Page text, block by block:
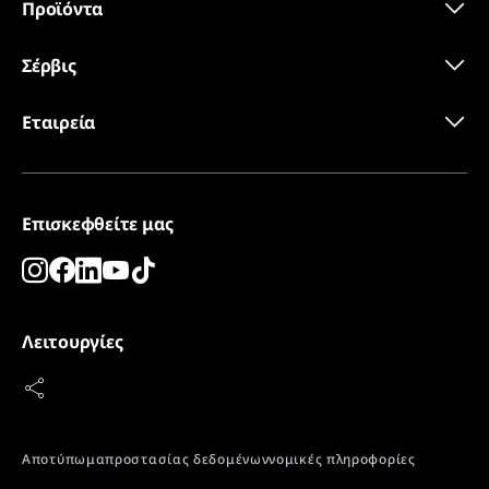
η πόρτα μπορεί να ανοίξει πολλές φορές, η μία μετά
μηχανισμό ανοίγματος)
Προϊόντα
Σέρβις
Εταιρεία
Επισκεφθείτε μας
Λειτουργίες